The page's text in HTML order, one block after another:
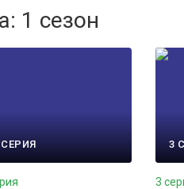
1 сезон
СЕРИЯ 3
3